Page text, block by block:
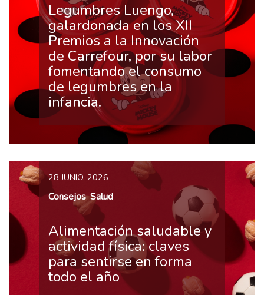
Legumbres Luengo,
galardonada en los XII
Premios a la Innovación
de Carrefour, por su labor
fomentando el consumo
de legumbres en la
infancia.
28 JUNIO, 2026
Consejos,Salud
Alimentación saludable y
actividad física: claves
para sentirse en forma
todo el año